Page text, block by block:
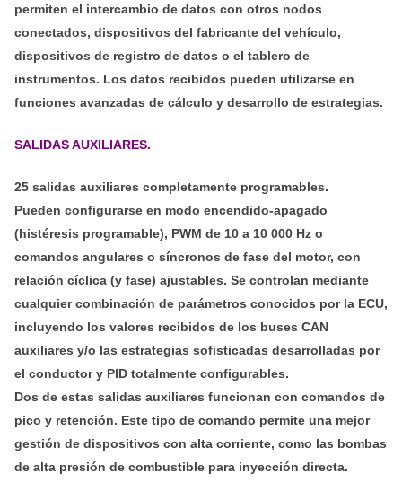
permiten el intercambio de datos con otros nodos
conectados, dispositivos del fabricante del vehículo,
dispositivos de registro de datos o el tablero de
instrumentos. Los datos recibidos pueden utilizarse en
funciones avanzadas de cálculo y desarrollo de estrategias.
SALIDAS AUXILIARES.
25 salidas auxiliares completamente programables.
Pueden configurarse en modo encendido-apagado
(histéresis programable), PWM de 10 a 10 000 Hz o
comandos angulares o síncronos de fase del motor, con
relación cíclica (y fase) ajustables. Se controlan mediante
cualquier combinación de parámetros conocidos por la ECU,
incluyendo los valores recibidos de los buses CAN
auxiliares y/o las estrategias sofisticadas desarrolladas por
el conductor y PID totalmente configurables.
Dos de estas salidas auxiliares funcionan con comandos de
pico y retención. Este tipo de comando permite una mejor
gestión de dispositivos con alta corriente, como las bombas
de alta presión de combustible para inyección directa.